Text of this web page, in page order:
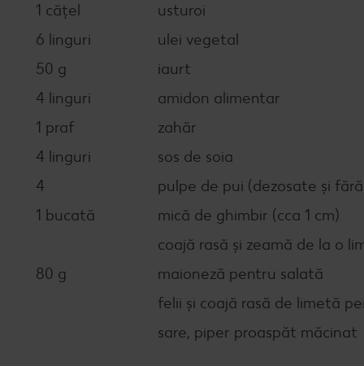
1 cățel
usturoi
6 linguri
ulei vegetal
50 g
iaurt
4 linguri
amidon alimentar
1 praf
zahăr
4 linguri
sos de soia
4
pulpe de pui (dezosate și
1 bucată
mică de ghimbir (cca 1 cm)
coajă rasă și zeamă de la o
80 g
maioneză pentru salată
felii și coajă rasă de limetă
sare, piper proaspăt măcinat